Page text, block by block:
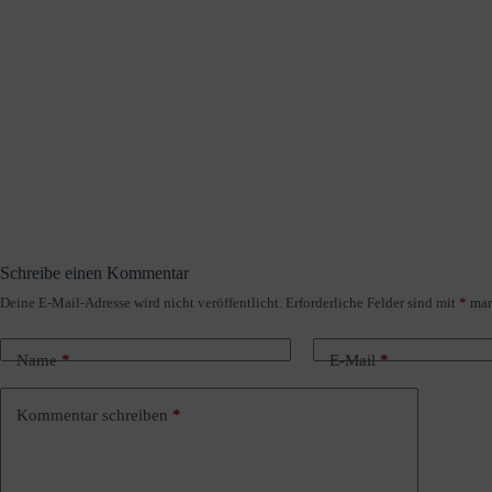
Schreibe einen Kommentar
Deine E-Mail-Adresse wird nicht veröffentlicht. Erforderliche Felder sind mit *
Name* E-Mail*
Kommentar schreiben *
A
t
e